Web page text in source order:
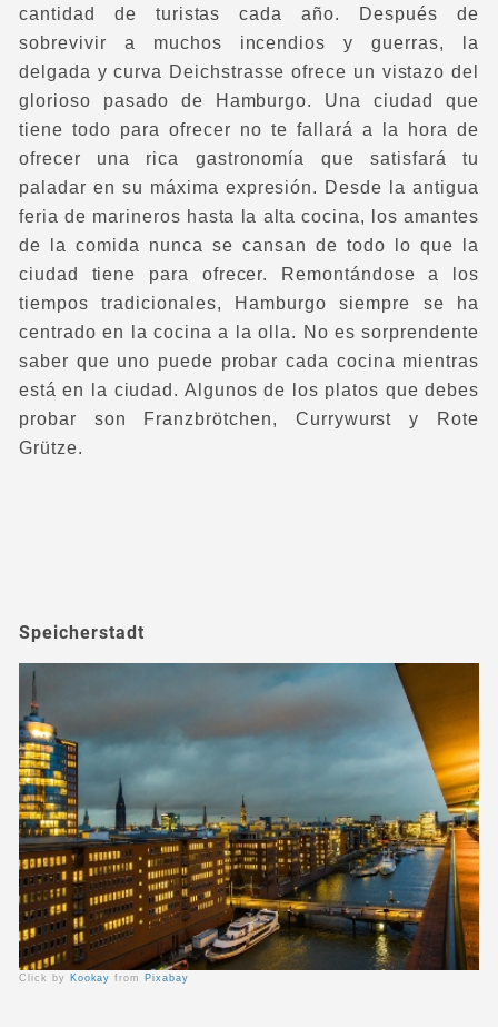
cantidad de turistas cada año. Después de
sobrevivir a muchos incendios y guerras, la
delgada y curva Deichstrasse ofrece un vistazo del
glorioso pasado de Hamburgo. Una ciudad que
tiene todo para ofrecer no te fallará a la hora de
ofrecer una rica gastronomía que satisfará tu
paladar en su máxima expresión. Desde la antigua
feria de marineros hasta la alta cocina, los amantes
de la comida nunca se cansan de todo lo que la
ciudad tiene para ofrecer. Remontándose a los
tiempos tradicionales, Hamburgo siempre se ha
centrado en la cocina a la olla. No es sorprendente
saber que uno puede probar cada cocina mientras
está en la ciudad. Algunos de los platos que debes
probar son Franzbrötchen, Currywurst y Rote
Grütze.
Click by Kookayfrom Pixabay
Speicherstadt